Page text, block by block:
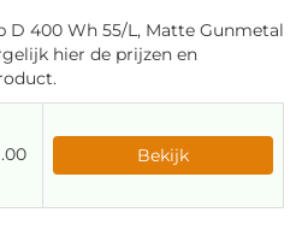
D 400 Wh 55/L, Matte Gunmetal
hier de prijzen en
Bekijk